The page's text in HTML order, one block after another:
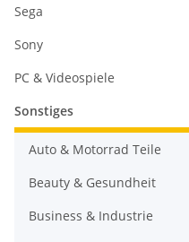
Sega
Sony
PC & Videospiele
Sonstiges
Auto & Motorrad Teile
Beauty & Gesundheit
Business & Industrie